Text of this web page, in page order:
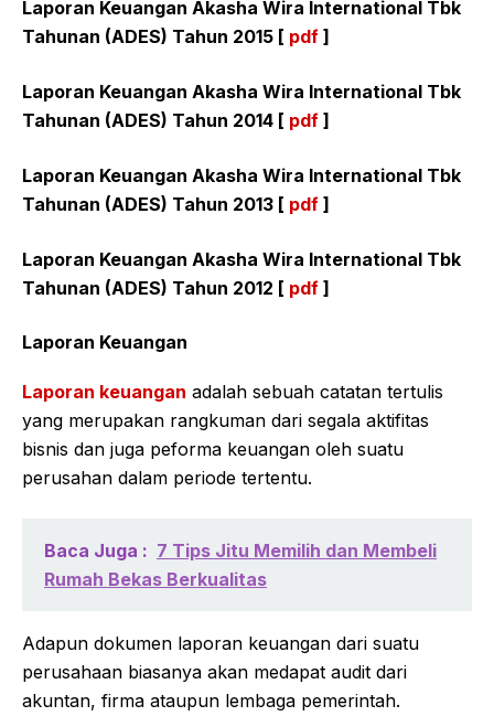
Laporan Keuangan Akasha Wira International Tbk
Tahunan (ADES) Tahun 2015 [ pdf ]
Laporan Keuangan Akasha Wira International Tbk
Tahunan (ADES) Tahun 2014 [ pdf ]
Laporan Keuangan Akasha Wira International Tbk
Tahunan (ADES) Tahun 2013 [ pdf ]
Laporan Keuangan Akasha Wira International Tbk
Tahunan (ADES) Tahun 2012 [ pdf ]
Laporan Keuangan
Laporan keuangan adalah sebuah catatan tertulis
yang merupakan rangkuman dari segala aktifitas
bisnis dan juga peforma keuangan oleh suatu
perusahan dalam periode tertentu.
Baca Juga : 7 Tips Jitu Memilih dan Membeli
Rumah Bekas Berkualitas
Adapun dokumen laporan keuangan dari suatu
perusahaan biasanya akan medapat audit dari
akuntan, firma ataupun lembaga pemerintah.